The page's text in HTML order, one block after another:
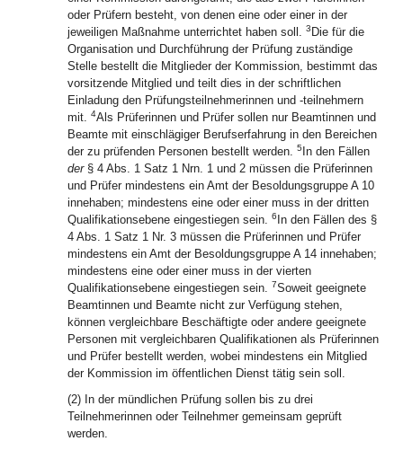
oder Prüfern besteht, von denen eine oder einer in der
jeweiligen Maßnahme unterrichtet haben soll. 3 Die für die
Organisation und Durchführung der Prüfung zuständige
Stelle bestellt die Mitglieder der Kommission, bestimmt das
vorsitzende Mitglied und teilt dies in der schriftlichen
Einladung den Prüfungsteilnehmerinnen und -teilnehmern
mit. 4Als Prüferinnen und Prüfer sollen nur Beamtinnen und
Beamte mit einschlägiger Berufserfahrung in den Bereichen
der zu prüfenden Personen bestellt werden. 5 In den Fällen
der§ 4 Abs. 1 Satz 1 Nrn. 1 und 2 müssen die Prüferinnen
und Prüfer mindestens ein Amt der Besoldungsgruppe A 10
innehaben; mindestens eine oder einer muss in der dritten
Qualifikationsebene eingestiegen sein. 6 In den Fällen des §
4 Abs. 1 Satz 1 Nr. 3 müssen die Prüferinnen und Prüfer
mindestens ein Amt der Besoldungsgruppe A 14 innehaben;
mindestens eine oder einer muss in der vierten
Qualifikationsebene eingestiegen sein. 7Soweit geeignete
Beamtinnen und Beamte nicht zur Verfügung stehen,
können vergleichbare Beschäftigte oder andere geeignete
Personen mit vergleichbaren Qualifikationen als Prüferinnen
und Prüfer bestellt werden, wobei mindestens ein Mitglied
der Kommission im öffentlichen Dienst tätig sein soll.
(2) In der mündlichen Prüfung sollen bis zu drei
Teilnehmerinnen oder Teilnehmer gemeinsam geprüft
werden.